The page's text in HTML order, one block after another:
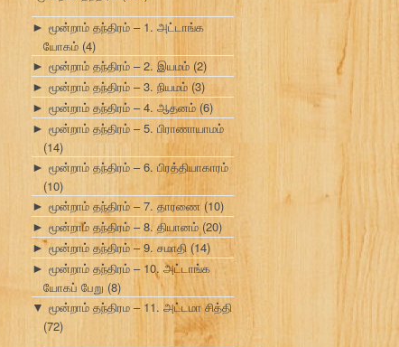
► மூன்றாம் தந்திரம் – 1. அட்டாங்க
யோகம் (4)
► மூன்றாம் தந்திரம் – 2. இயமம் (2)
► மூன்றாம் தந்திரம் – 3. நியமம் (3)
► மூன்றாம் தந்திரம் – 4. ஆதனம் (6)
► மூன்றாம் தந்திரம் – 5. பிராணாயாமம்
(14)
► மூன்றாம் தந்திரம் – 6. பிரத்தியாகாரம்
(10)
► மூன்றாம் தந்திரம் – 7. தாரணை (10)
► மூன்றாம் தந்திரம் – 8. தியானம் (20)
► மூன்றாம் தந்திரம் – 9. சமாதி (14)
► மூன்றாம் தந்திரம் – 10. அட்டாங்க
யோகப் பேறு (8)
▼ மூன்றாம் தந்திரம – 11. அட்டமா சித்தி
(72)